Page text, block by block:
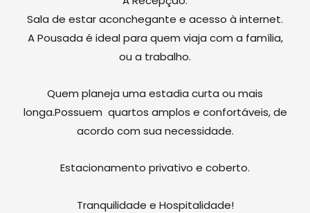
Sala de estar aconchegante e acesso à internet.
A Pousada é ideal para quem viaja com a família,
ou a trabalho.
Quem planeja uma estadia curta ou mais
longa.Possuem quartos amplos e confortáveis, de
acordo com sua necessidade.
Estacionamento privativo e coberto.
Tranquilidade e Hospitalidade!